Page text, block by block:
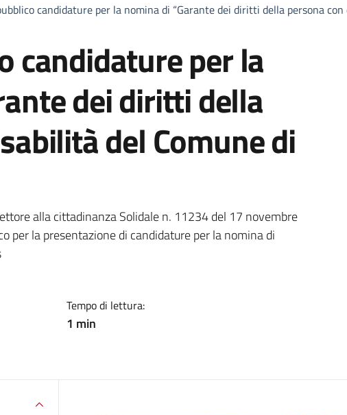
candidature per la nomina di “Garante dei diritti della persona
candidature per la
dei diritti della
del Comune di
alla cittadinanza Solidale n. 11234 del 17 novembre
per la presentazione di candidature per la nomina di
Tempo di lettura:
1 min